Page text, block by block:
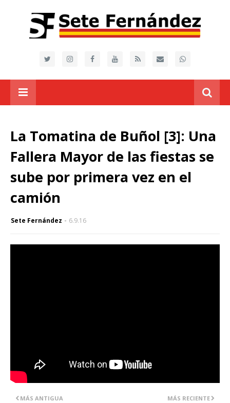
La Tomatina de Buñol [3]: Una
Fallera Mayor de las fiestas se
sube por primera vez en el
camión
Sete Fernández 6.9.16
MÁS RECIENTE
MÁS ANTIGUA